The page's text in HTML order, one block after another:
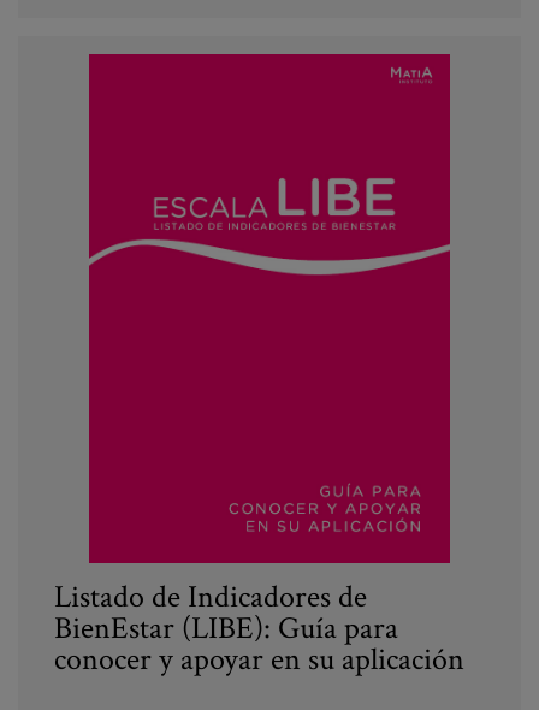
Listado de Indicadores de
BienEstar (LIBE): Guía para
conocer y apoyar en su aplicación